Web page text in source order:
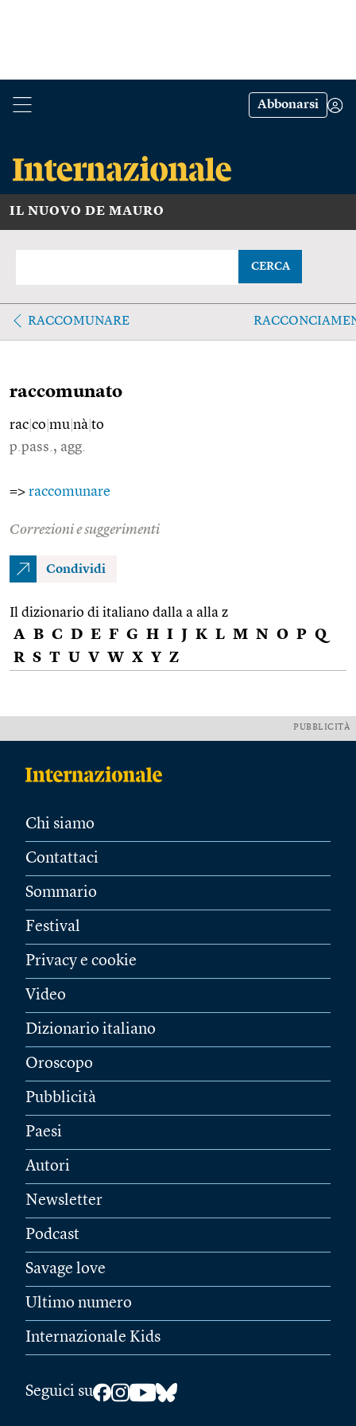
Abbonarsi
IL NUOVO DE MAURO
CERCA
RACCOMUNARE
raccomunato
rac co mu nà to
p.pass., agg.
=> raccomunare
Correzioni e suggerimenti
Condividi
Il dizionario di italiano dalla a alla z
A B C D E F G H I J K L M N O P Q
R S T U V W X Y Z
PUBBLICITÀ
Chi siamo
Contattaci
Sommario
Festival
Privacy e cookie
Video
Dizionario italiano
Oroscopo
Pubblicità
Paesi
Autori
Newsletter
Podcast
Savage love
Ultimo numero
Internazionale Kids
Seguici su